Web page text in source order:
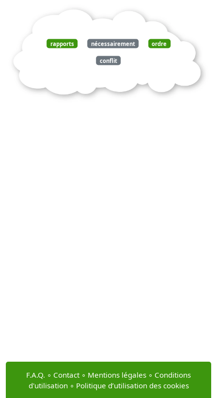
rapports nécessairement ordre
conflit
F.A.Q. ∘ Contact ∘ Mentions légales ∘ Conditions
d'utilisation∘ Politique d’utilisation des cookies